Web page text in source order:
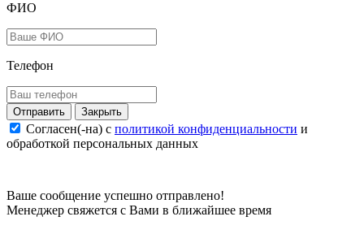
ФИО
Телефон
Закрыть
Согласен(-на) c политикой конфиденциальности и
обработкой персональных данных
Ваше сообщение успешно отправлено!
Менеджер свяжется с Вами в ближайшее время